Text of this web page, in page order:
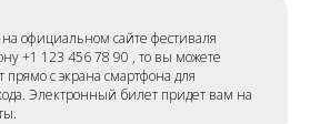
официальном сайте фестиваля
+1 123 456 78 90 , то вы можете
с экрана смартфона для
Электронный билет придет вам на